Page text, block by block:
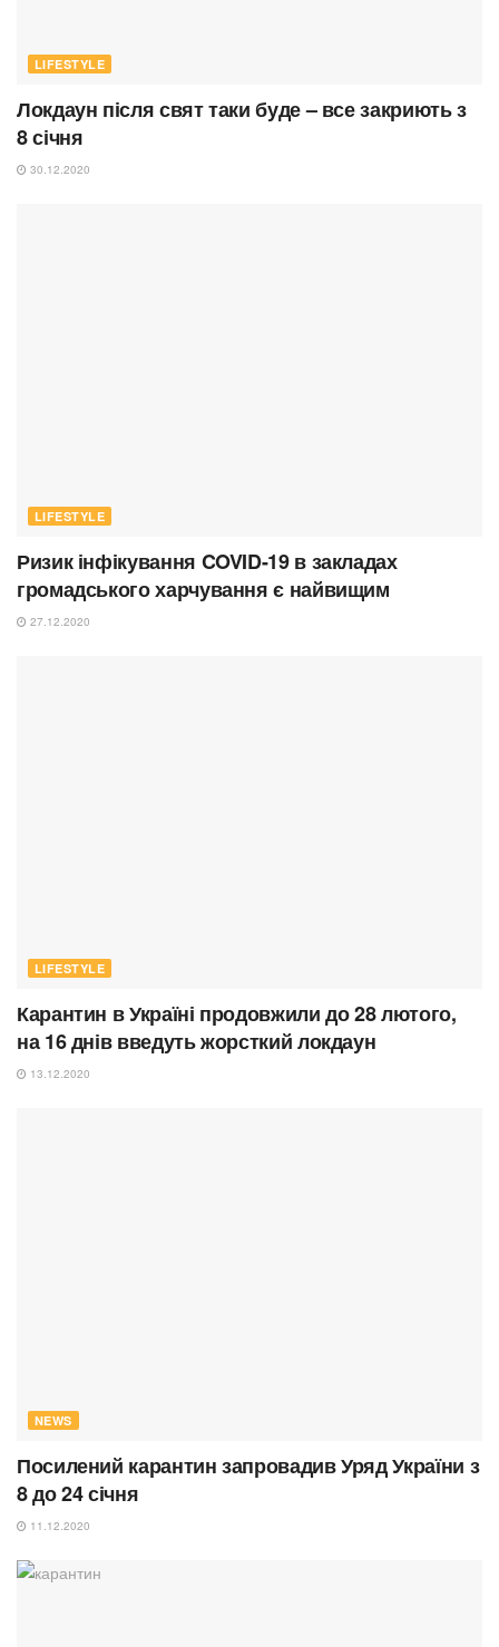
LIFESTYLE
Локдаун після свят таки буде – все закриють з
8 січня
30.12.2020
LIFESTYLE
Ризик інфікування COVID-19 в закладах
громадського харчування є найвищим
27.12.2020
LIFESTYLE
Карантин в Україні продовжили до 28 лютого,
на 16 днів введуть жорсткий локдаун
13.12.2020
NEWS
Посилений карантин запровадив Уряд України з
8 до 24 січня
11.12.2020